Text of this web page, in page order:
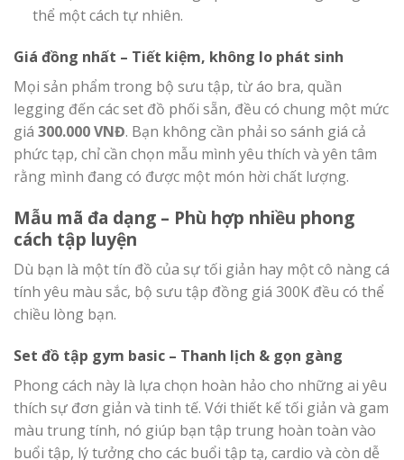
thể một cách tự nhiên.
Giá đồng nhất – Tiết kiệm, không lo phát sinh
Mọi sản phẩm trong bộ sưu tập, từ áo bra, quần
legging đến các set đồ phối sẵn, đều có chung một mức
giá 300.000 VNĐ. Bạn không cần phải so sánh giá cả
phức tạp, chỉ cần chọn mẫu mình yêu thích và yên tâm
rằng mình đang có được một món hời chất lượng.
Mẫu mã đa dạng – Phù hợp nhiều phong
cách tập luyện
Dù bạn là một tín đồ của sự tối giản hay một cô nàng cá
tính yêu màu sắc, bộ sưu tập đồng giá 300K đều có thể
chiều lòng bạn.
Set đồ tập gym basic – Thanh lịch & gọn gàng
Phong cách này là lựa chọn hoàn hảo cho những ai yêu
thích sự đơn giản và tinh tế. Với thiết kế tối giản và gam
màu trung tính, nó giúp bạn tập trung hoàn toàn vào
buổi tập, lý tưởng cho các buổi tập tạ, cardio và còn dễ